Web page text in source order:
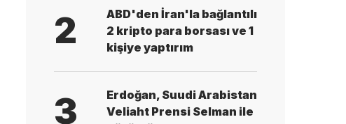
2
ABD'den İran'la bağlantılı
2 kripto para borsası ve 1
kişiye yaptırım
3
Erdoğan, Suudi Arabistan
Veliaht Prensi Selman ile